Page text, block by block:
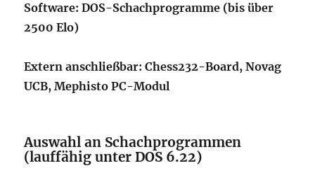
Software: DOS-Schachprogramme (bis über
2500 Elo)
Extern anschließbar: Chess232-Board, Novag
UCB, Mephisto PC-Modul
Auswahl an Schachprogrammen
(lauffähig unter DOS 6.22)